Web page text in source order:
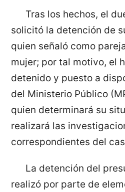
Tras los hechos, el
solicitó la detención de
quien señaló como
mujer; por tal motivo, el
detenido y puesto a
del Ministerio Público
quien determinará su
realizará las
correspondientes del
La detención del
realizó por parte de